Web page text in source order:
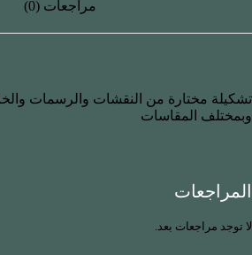
مراجعات (0)
تشكيلة مختارة من النقشات والرسمات
وبمختلف المقاسات
المراجعات
لا توجد مراجعات بعد.